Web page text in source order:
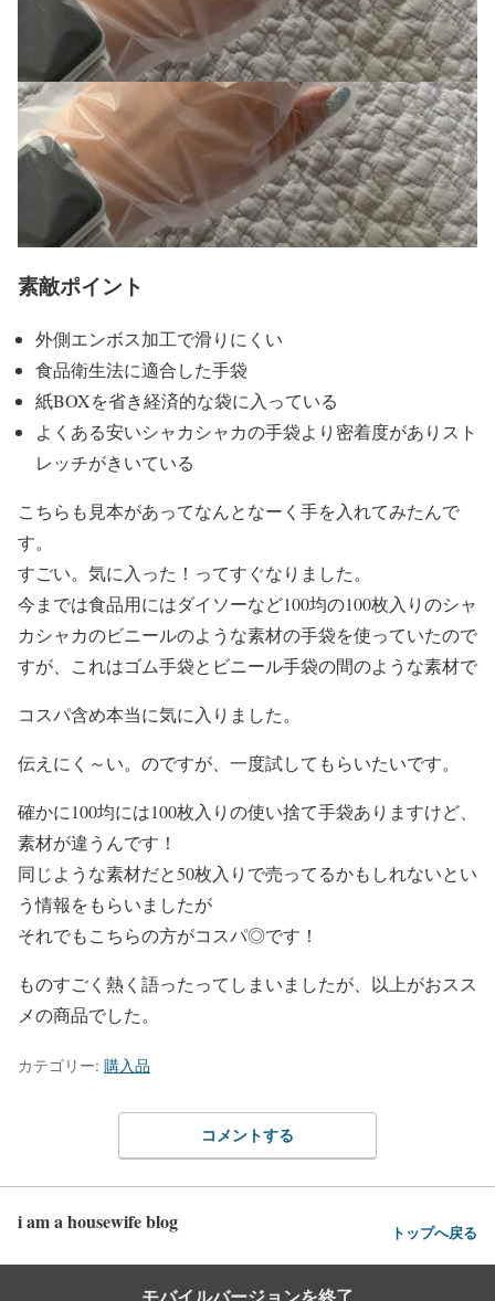
素敵ポイント
外側エンボス加工で滑りにくい
食品衛生法に適合した手袋
紙BOXを省き経済的な袋に入っている
よくある安いシャカシャカの手袋より密着度がありスト
レッチがきいている
こちらも見本があってなんとなーく手を入れてみたんで
す。
すごい。気に入った！ってすぐなりました。
今までは食品用にはダイソーなど100均の100枚入りのシャ
カシャカのビニールのような素材の手袋を使っていたので
すが、これはゴム手袋とビニール手袋の間のような素材で
コスパ含め本当に気に入りました。
伝えにく～い。のですが、一度試してもらいたいです。
確かに100均には100枚入りの使い捨て手袋ありますけど、
素材が違うんです！
同じような素材だと50枚入りで売ってるかもしれないとい
う情報をもらいましたが
それでもこちらの方がコスパ◎です！
ものすごく熱く語ったってしまいましたが、以上がおスス
メの商品でした。
カテゴリー: 購入品
コメントする
i am a housewife blog トップへ戻る
モバイルバージョンを終了